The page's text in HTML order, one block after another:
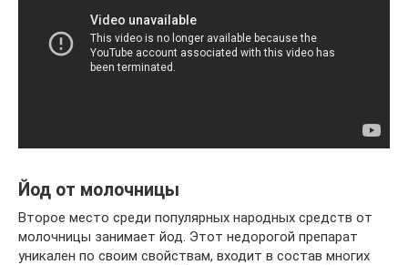
Йод от молочницы
Второе место среди популярных народных средств от
молочницы занимает йод. Этот недорогой препарат
уникален по своим свойствам, входит в состав многих